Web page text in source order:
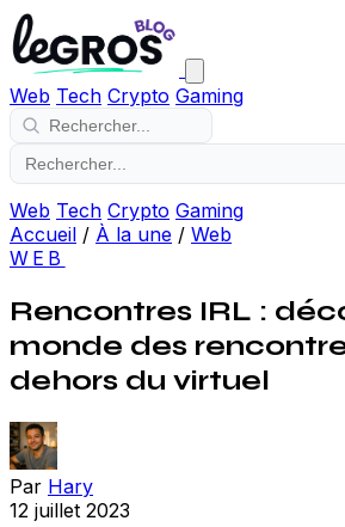
Web Tech Crypto Gaming
Web Tech Crypto Gaming
Accueil / À la une / Web
WEB
Rencontres IRL :
monde des
dehors du virtuel
Par Hary
12 juillet 2023